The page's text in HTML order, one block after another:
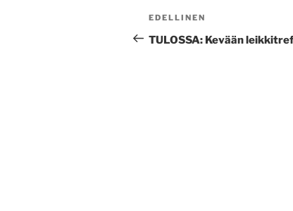
Artikkelien
selaus
Edellinen
artikkeli
EDELLINEN
TULOSSA: Kevään